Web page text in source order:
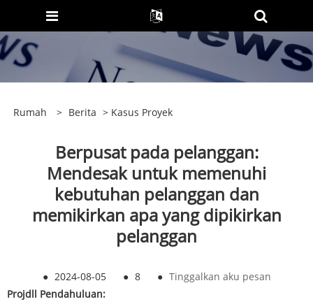
Rumah > Berita > Kasus Proyek
Berpusat pada pelanggan:
Mendesak untuk memenuhi
kebutuhan pelanggan dan
memikirkan apa yang dipikirkan
pelanggan
● 2024-08-05 ● 8 ● Tinggalkan aku pesan
Projdll Pendahuluan: